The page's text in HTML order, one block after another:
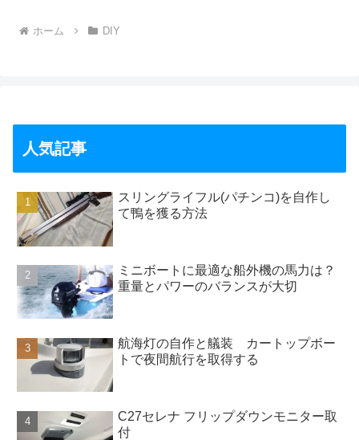
ホーム DIY
人気記事
スリングライフル(パチンコ)を自作し
て鴨を獲る方法
ミニボートに最適な船外機の馬力は？
重量とパワーのバランスが大切
航海灯の自作と艤装 カートップボー
トで夜間航行を取得する
C27セレナ フリップダウンモニター取
付